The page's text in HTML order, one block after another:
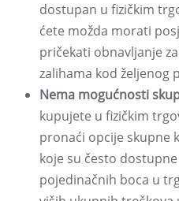
dostupan u fizičkim
ćete možda morati
pričekati obnavljanje
zalihama kod željenog
Nema mogućnosti
kupujete u fizičkim
pronaći opcije skupne
koje su često
pojedinačnih boca u